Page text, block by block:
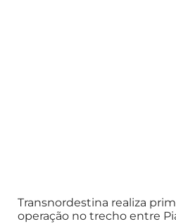
Transnordestina realiza
operação no trecho entre